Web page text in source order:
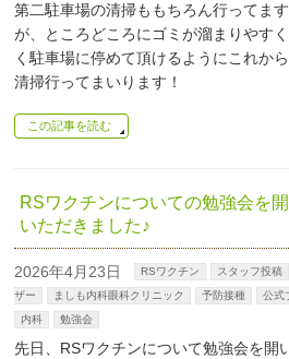
第二駐車場の清掃ももちろん行ってま
が、ところどころにゴミが溜まりやす
く駐車場に停めて頂けるようにこれか
清掃行ってまいります！
この記事を読む
RSワクチンについての勉強会を
いただきました♪
2026年4月23日 RSワクチン スタッフ投稿
ザー
ましも内科眼科クリニック 予防接種
公式
内科
勉強会
先日、RSワクチンについて勉強会を開